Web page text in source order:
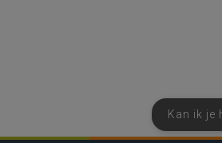
Kan ik je